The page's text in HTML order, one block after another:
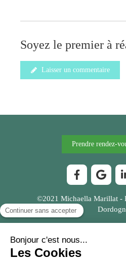
Soyez le premier à
Laisser un commentaire
Prendre rendez-
©2021 Michaella Marillat -